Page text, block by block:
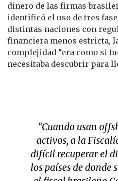
dinero de las firmas
identificó el uso de tres
distintas naciones con
financiera menos estricta,
complejidad “era como si
necesitaba descubrir para
“Cuando usan
activos, a la
difícil recuperar el
los países de donde